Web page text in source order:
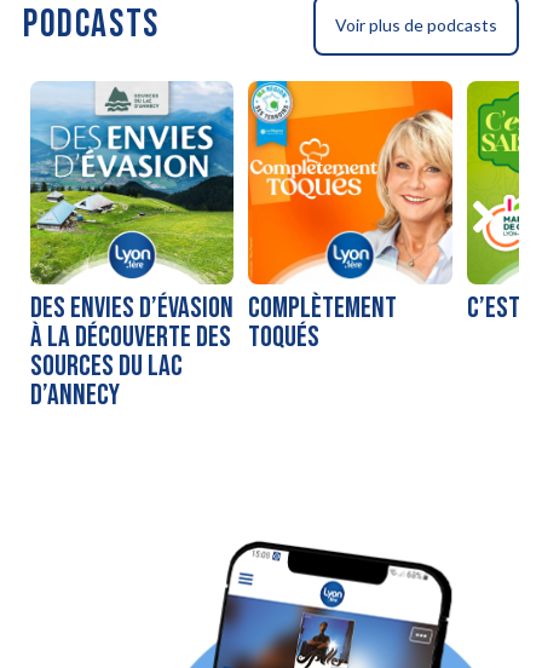
PODCASTS Voir plus de podcasts
DES ENVIES D’ÉVASION
À LA DÉCOUVERTE DES
SOURCES DU LAC
D’ANNECY
COMPLÈTEMENT
TOQUÉS
C’EST